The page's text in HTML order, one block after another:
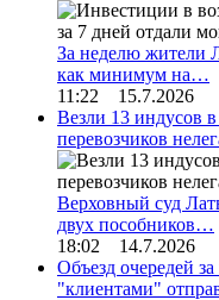
За неделю жители
как минимум на…
11:22 15.7.2026
Везли 13 индусов
перевозчиков
Верховный суд
двух пособников…
18:02 14.7.2026
Объезд очередей
"клиентами"